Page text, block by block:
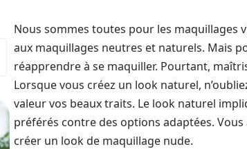
Nous sommes toutes pour les maquillages
aux maquillages neutres et naturels. Mais
réapprendre à se maquiller. Pourtant,
Lorsque vous créez un look naturel,
valeur vos beaux traits. Le look naturel
préférés contre des options adaptées.
créer un look de maquillage nude.